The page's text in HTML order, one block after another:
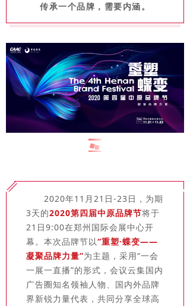
传承一个品牌，需要内涵。
2020年11月21日-23日，为期
3天的2020第四届中原品牌节将于
21日9:00在郑州国际会展中心开
幕。本次品牌节以“重塑·蝶变——
凝聚品牌力量”为主题，采用“一会
一展一直播”的形式，会议云集国内
广告圈知名领袖人物、国内外品牌
界新锐力量代表，共同分享全球高